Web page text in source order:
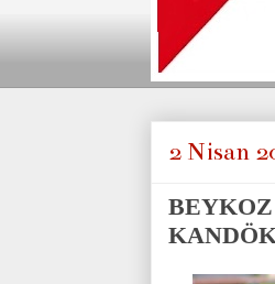
2 Nisan